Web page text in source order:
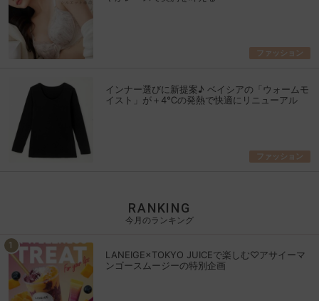
ファッション
インナー選びに新提案♪ ベイシアの「ウォームモ
イスト」が＋4℃の発熱で快適にリニューアル
ファッション
RANKING
今月のランキング
LANEIGE×TOKYO JUICEで楽しむ♡アサイーマ
ンゴースムージーの特別企画